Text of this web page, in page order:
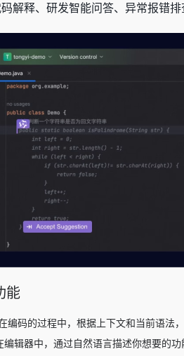
解释、研发智能问答、异常报错
能
编码的过程中，根据上下文和当前语法
编辑器中，通过自然语言描述你想要的